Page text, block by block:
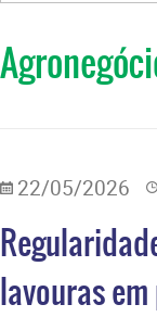
22/05/2026
lavouras